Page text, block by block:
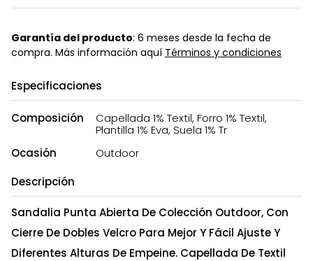
Garantía del producto: 6 meses desde la fecha de
compra. Más información aquí Términos y condiciones
Especificaciones
Composición
Capellada 1% Textil, Forro 1% Textil,
Plantilla 1% Eva, Suela 1% Tr
Ocasión
Outdoor
Descripción
Sandalia Punta Abierta De Colección Outdoor, Con
Cierre De Dobles Velcro Para Mejor Y Fácil Ajuste Y
Diferentes Alturas De Empeine. Capellada De Textil